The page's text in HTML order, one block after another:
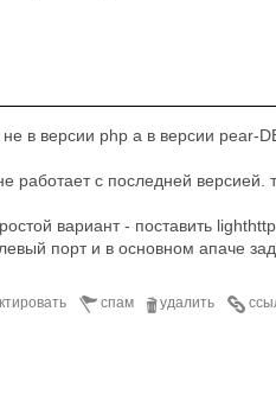
не в версии php а в версии pear-
работает с последней версией.
вариант - поставить
порт и в основном апаче
удалить
спам